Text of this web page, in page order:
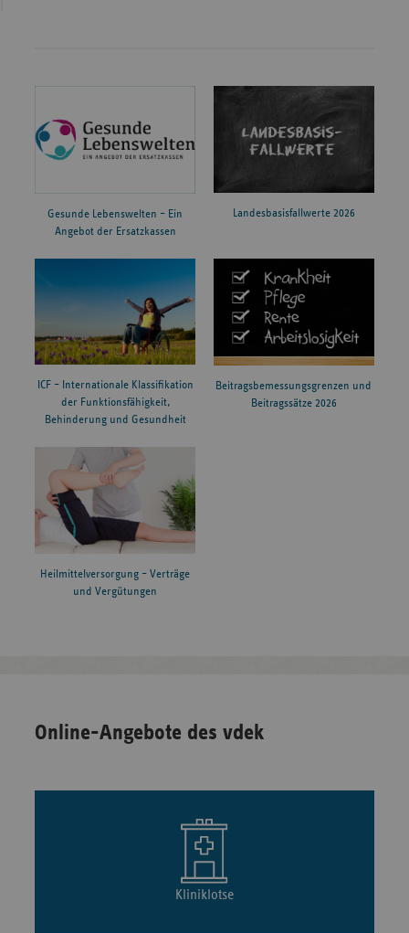
Gesunde Lebenswelten – Ein
Angebot der Ersatzkassen
Landesbasisfallwerte 2026
ICF – Internationale Klassifikation
der Funktionsfähigkeit,
Behinderung und Gesundheit
Beitragsbemessungsgrenzen und
Beitragssätze 2026
Heilmittelversorgung – Verträge
und Vergütungen
Online-Angebote des vdek
Kliniklotse